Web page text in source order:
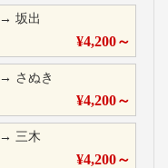
→坂出
¥4,200～
→ さぬき
¥4,200～
→三木
¥4,200～